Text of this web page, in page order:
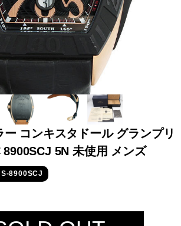
カルティエ
オメガ IWC
ー コンキスタドール グランプリ
8900SCJ 5N 未使用 メンズ
S-8900SCJ